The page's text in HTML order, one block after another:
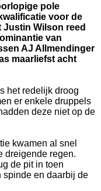
pole
voor de
Justin Wilson reed
van
AJ Allmendinger
maarliefst acht
het redelijk droog
er enkele druppels
deze niet op de
kwamen al snel
dreigende regen.
de pit in toen
spinde en daarbij de